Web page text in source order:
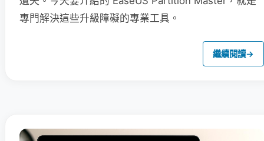
專門解決這些升級障礙的專業工具。
繼續閱讀→